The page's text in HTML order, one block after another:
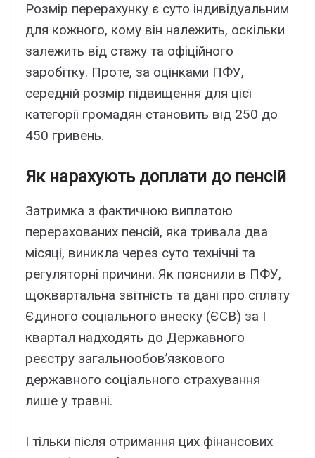
Розмір перерахунку є суто індивідуальним
для кожного, кому він належить, оскільки
залежить від стажу та офіційного
заробітку. Проте, за оцінками ПФУ,
середній розмір підвищення для цієї
категорії громадян становить від 250 до
450 гривень.
Як нарахують доплати до пенсій
Затримка з фактичною виплатою
перерахованих пенсій, яка тривала два
місяці, виникла через суто технічні та
регуляторні причини. Як пояснили в ПФУ,
щоквартальна звітність та дані про сплату
Єдиного соціального внеску (ЄСВ) за І
квартал надходять до Державного
реєстру загальнообов’язкового
державного соціального страхування
лише у травні.
І тільки після отримання цих фінансових